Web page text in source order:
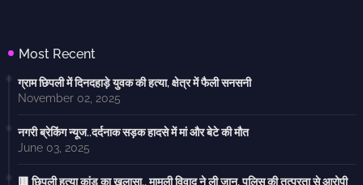
Most Recent
ग्राम छिपली में दिनदहाड़े युवक की हत्या, क्षेत्र में फैली सनसनी
November 02, 2025
नगरी ब्रेकिंग न्यूज..दर्दनाक सड़क हादसे में मां और बेटे की मौत
June 03, 2025
🟥 छिपली हत्या कांड का खुलासा.. मामूली विवाद ने ली जान, पुलिस की तत्परता से आरोपी